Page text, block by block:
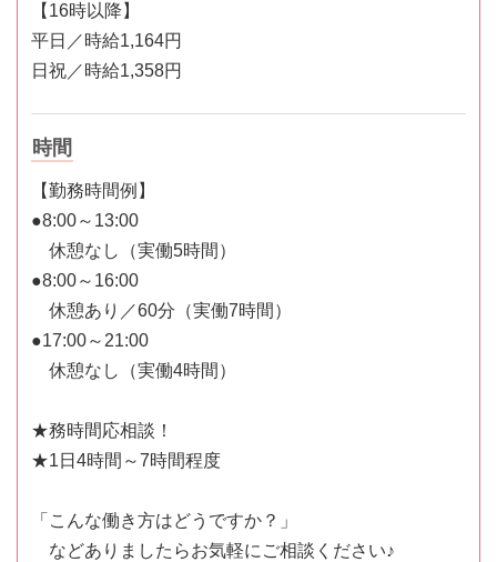
【16時以降】
平日／時給1,164円
日祝／時給1,358円
時間
【勤務時間例】
●8:00～13:00
休憩なし（実働5時間）
●8:00～16:00
休憩あり／60分（実働7時間）
●17:00～21:00
休憩なし（実働4時間）
★務時間応相談！
★1日4時間～7時間程度
「こんな働き方はどうですか？」
などありましたらお気軽にご相談ください♪